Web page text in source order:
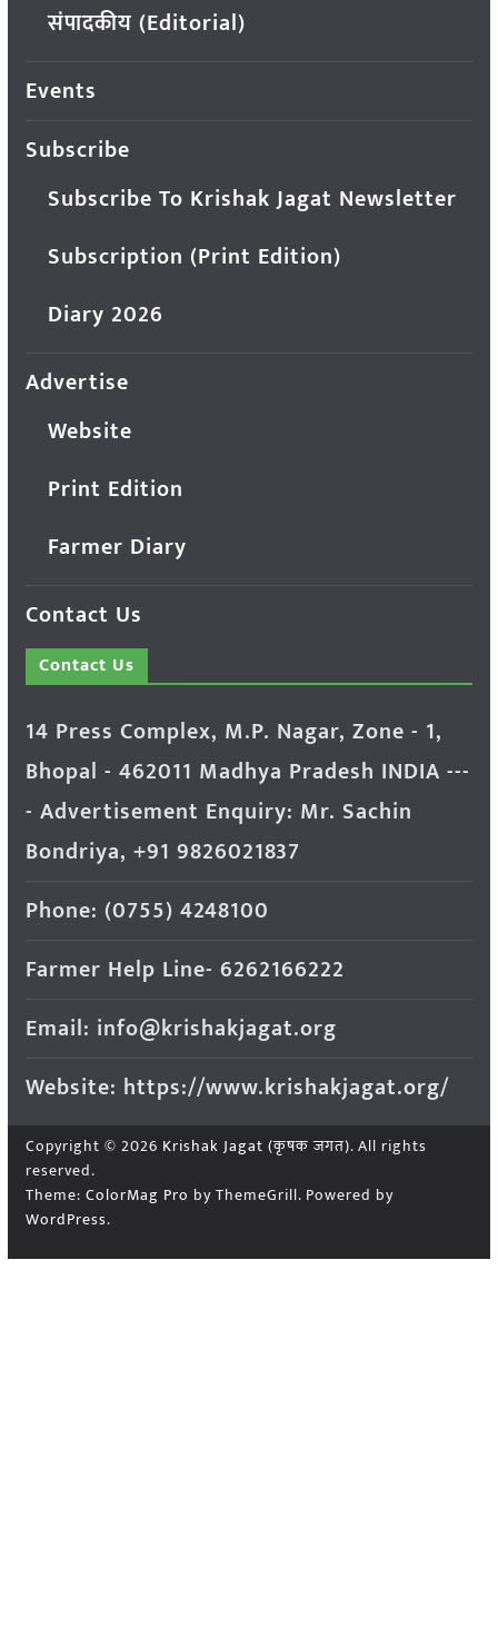
संपादकीय (Editorial)
Events
Subscribe
Subscribe To Krishak Jagat Newsletter
Subscription (Print Edition)
Diary 2026
Advertise
Website
Print Edition
Farmer Diary
Contact Us
Contact Us
14 Press Complex, M.P. Nagar, Zone - 1,
Bhopal - 462011 Madhya Pradesh INDIA ---
- Advertisement Enquiry: Mr. Sachin
Bondriya, +91 9826021837
Phone: (0755) 4248100
Farmer Help Line- 6262166222
Email: info@krishakjagat.org
Website: https://www.krishakjagat.org/
Copyright © 2026 Krishak Jagat (कृषक जगत). All rights
reserved.
Theme: ColorMag Pro by ThemeGrill. Powered by
WordPress.